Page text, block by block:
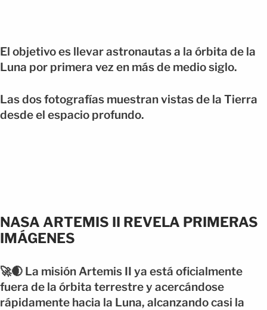
El objetivo es llevar astronautas a la órbita de la
Luna por primera vez en más de medio siglo.
Las dos fotografías muestran vistas de la Tierra
desde el espacio profundo.
NASA ARTEMIS II REVELA PRIMERAS
IMÁGENES
🚀🌒 La misión Artemis II ya está oficialmente
fuera de la órbita terrestre y acercándose
rápidamente hacia la Luna, alcanzando casi la